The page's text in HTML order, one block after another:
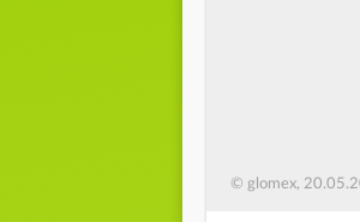
© glomex,